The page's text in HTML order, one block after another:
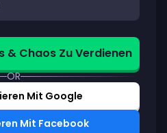
& Chaos Zu Verdienen
OR
Mit Google
Mit Facebook